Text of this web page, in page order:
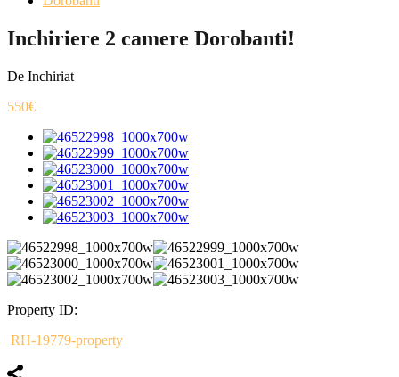
Inchiriere 2 camere Dorobanti!
De Inchiriat
550€
Property ID:
RH-19779-property